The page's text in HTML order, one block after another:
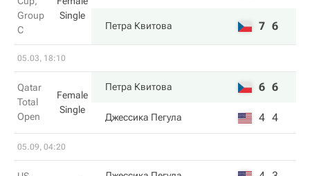
Group
C
Single
Петра Квитова 7 6
05.03, 18:10
Qatar
Total
Open
Female
Single
Петра Квитова 6 6
Джессика Пегула 4 4
05.09, 04:20